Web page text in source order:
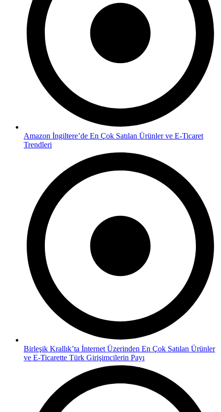
Amazon İngiltere’de En Çok Satılan Ürünler ve E-Ticaret
Trendleri
Birleşik Krallık’ta İnternet Üzerinden En Çok Satılan Ürünler
ve E-Ticarette Türk Girişimcilerin Payı